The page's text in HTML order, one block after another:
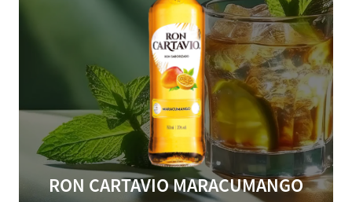
RON CARTAVIO MARACUMANGO